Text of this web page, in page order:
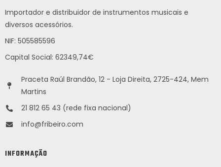
Importador e distribuidor de instrumentos musicais e
diversos acessórios.
NIF: 505585596
Capital Social: 62349,74€
Praceta Raúl Brandão, 12 - Loja Direita, 2725-424, Mem
Martins
21 812 65 43 (rede fixa nacional)
info@fribeiro.com
INFORMAÇÃO